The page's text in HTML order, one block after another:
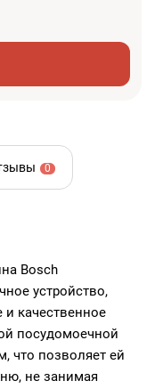
0
Bosch
устройство,
и качественное
посудомоечной
что позволяет ей
не занимая